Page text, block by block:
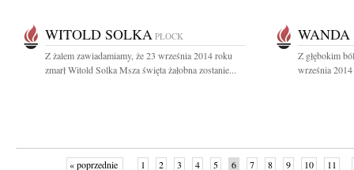
WITOLD SOLKA PŁOCK
Z żalem zawiadamiamy, że 23 września 2014 roku
zmarł Witold Solka Msza święta żałobna zostanie...
WANDA
Z głębokim
września
« poprzednie 1 2 3 4 5 6 7 8 9 10 11